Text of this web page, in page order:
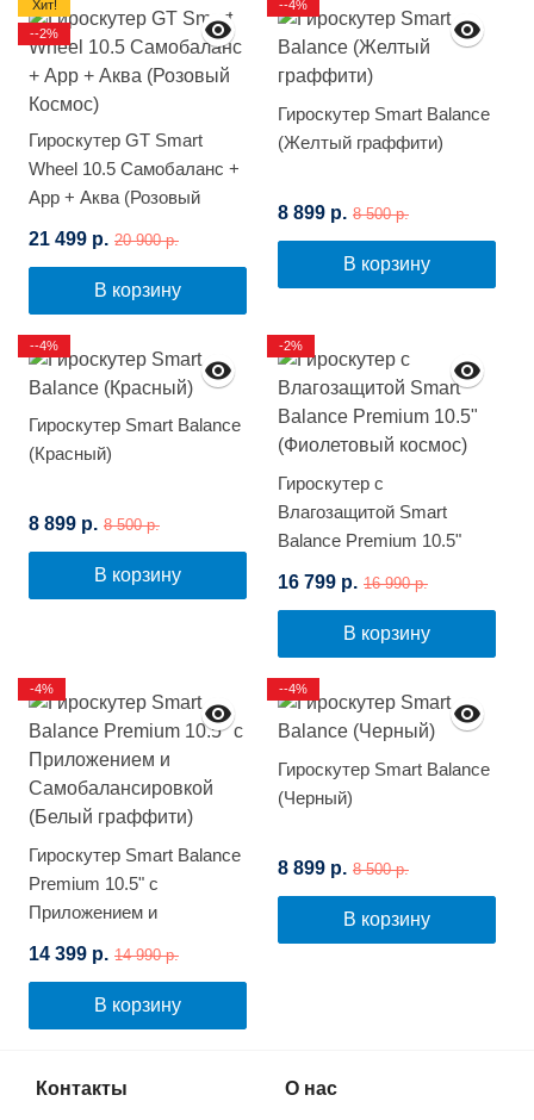
Гироскутер GT Smart
Wheel 10.5 Самобаланс +
App + Аква (Розовый
21 499 р. 20 900 р.
В корзину
Хит!
--2%
Гироскутер Smart Balance
(Желтый граффити)
8 899 р. 8 500 р.
В корзину
--4%
Гироскутер Smart Balance
(Красный)
8 899 р. 8 500 р.
В корзину
--4%
Гироскутер с
Влагозащитой Smart
Balance Premium 10.5"
16 799 р. 16 990 р.
В корзину
-2%
Гироскутер Smart Balance
Premium 10.5" с
Приложением и
(Белый граффити)
14 399 р. 14 990 р.
В корзину
-4%
Гироскутер Smart Balance
(Черный)
8 899 р. 8 500 р.
В корзину
--4%
Контакты О нас